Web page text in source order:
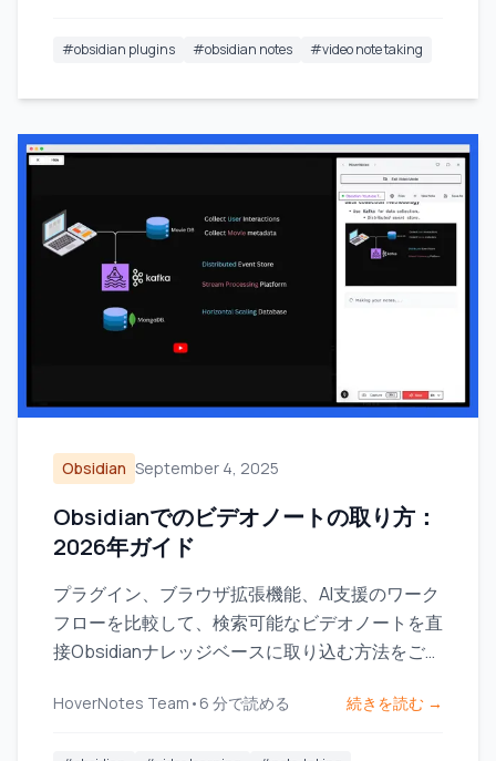
#obsidian plugins #obsidian notes #video note taking
Obsidian September 4, 2025
Obsidianでのビデオノートの取り方：
2026年ガイド
プラグイン、ブラウザ拡張機能、AI支援のワーク
フローを比較して、検索可能なビデオノートを直
接Obsidianナレッジベースに取り込む方法をご紹
HoverNotes Team • 6 分で読める 続きを読む →